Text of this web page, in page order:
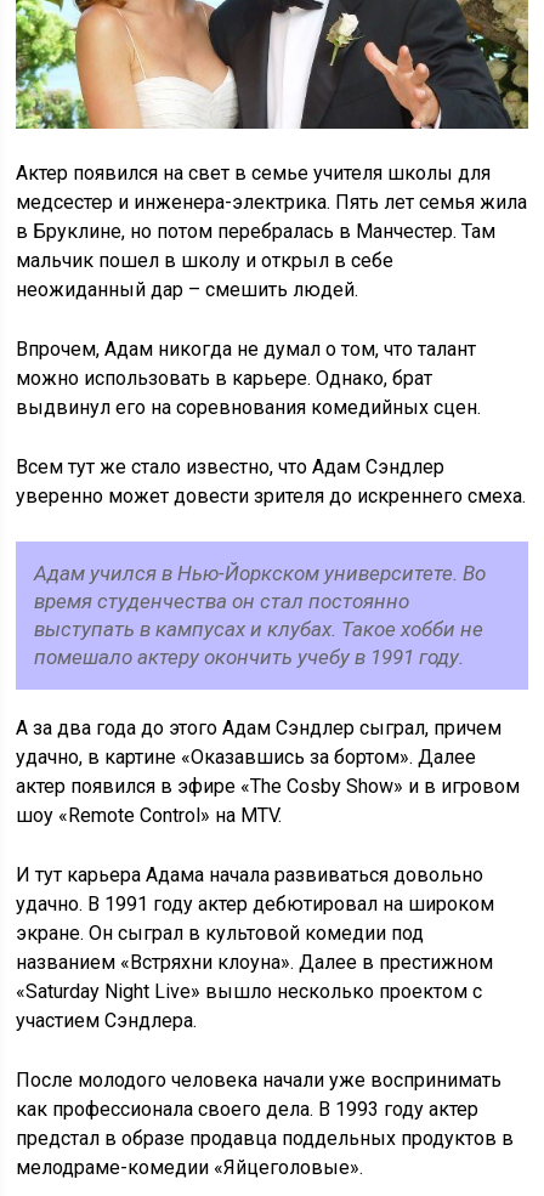
Актер появился на свет в семье учителя школы для
медсестер и инженера-электрика. Пять лет семья жила
в Бруклине, но потом перебралась в Манчестер. Там
мальчик пошел в школу и открыл в себе
неожиданный дар – смешить людей.
Впрочем, Адам никогда не думал о том, что талант
можно использовать в карьере. Однако, брат
выдвинул его на соревнования комедийных сцен.
Всем тут же стало известно, что Адам Сэндлер
уверенно может довести зрителя до искреннего смеха.
Адам учился в Нью-Йоркском университете. Во
время студенчества он стал постоянно
выступать в кампусах и клубах. Такое хобби не
помешало актеру окончить учебу в 1991 году.
А за два года до этого Адам Сэндлер сыграл, причем
удачно, в картине «Оказавшись за бортом». Далее
актер появился в эфире «The Cosby Show» и в игровом
шоу «Remote Control» на MTV.
И тут карьера Адама начала развиваться довольно
удачно. В 1991 году актер дебютировал на широком
экране. Он сыграл в культовой комедии под
названием «Встряхни клоуна». Далее в престижном
«Saturday Night Live» вышло несколько проектом с
участием Сэндлера.
После молодого человека начали уже воспринимать
как профессионала своего дела. В 1993 году актер
предстал в образе продавца поддельных продуктов в
мелодраме-комедии «Яйцеголовые».